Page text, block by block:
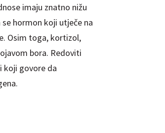
imaju znatno nižu
hormon koji utječe na
Osim toga, kortizol,
bora. Redoviti
koji govore da